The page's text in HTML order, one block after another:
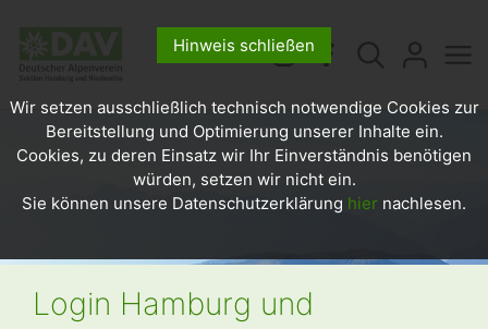
Login Hamburg und
Hinweis schließen
Wir setzen ausschließlich technisch notwendige Cookies zur
Bereitstellung und Optimierung unserer Inhalte ein.
Cookies, zu deren Einsatz wir Ihr Einverständnis benötigen
würden, setzen wir nicht ein.
Sie können unsere Datenschutzerklärung hier nachlesen.